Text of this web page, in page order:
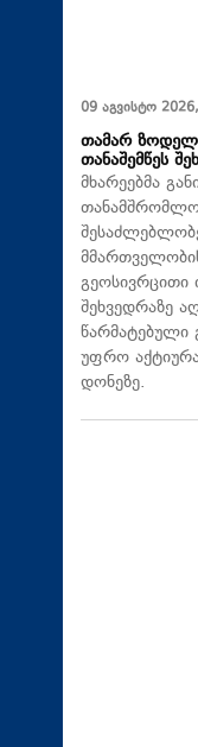
09 აგვისტო 2026,
თამარ
თანაშემწეს
მხარეებმა
გეოსივრცითი
შეხვედრაზე
უფრო
დონეზე.